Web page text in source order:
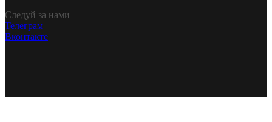
Следуй за нами
Телеграм
Вконтакте